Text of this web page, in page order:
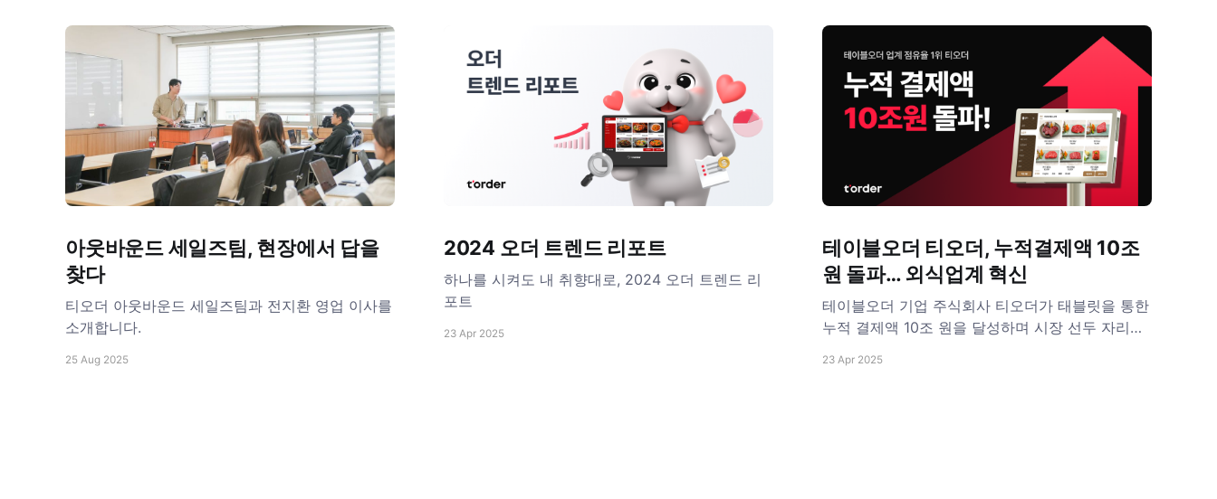
아웃바운드 세일즈팀, 현장에서 답을
찾다
티오더 아웃바운드 세일즈팀과 전지환 영업 이사를
소개합니다.
25 Aug 2025
2024 오더 트렌드 리포트
하나를 시켜도 내 취향대로, 2024 오더 트렌드 리
포트
23 Apr 2025
테이블오더 티오더, 누적결제액 10조
원 돌파… 외식업계 혁신
테이블오더 기업 주식회사 티오더가 태블릿을 통한
누적 결제액 10조 원을 달성하며 시장 선두 자리를
제액 9조 원을 달성한 이후 2개월 만에 10조 원을
23 Apr 2025